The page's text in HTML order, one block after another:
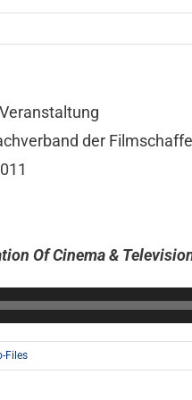
der
Of Cinema &
Files